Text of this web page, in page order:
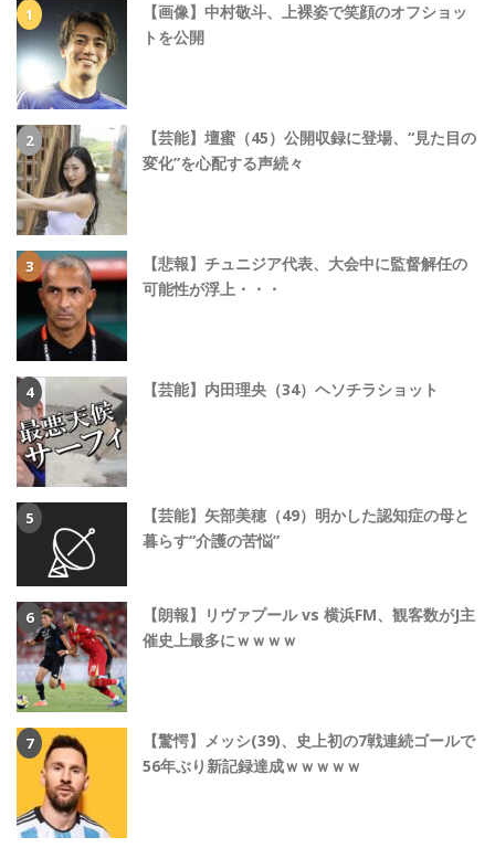
【画像】中村敬斗、上裸姿で笑顔のオフショッ
トを公開
【芸能】壇蜜（45）公開収録に登場、“見た目の
変化”を心配する声続々
【悲報】チュニジア代表、大会中に監督解任の
可能性が浮上・・・
【芸能】内田理央（34）ヘソチラショット
【芸能】矢部美穂（49）明かした認知症の母と
暮らす“介護の苦悩”
【朗報】リヴァプール vs 横浜FM、観客数がJ主
催史上最多にｗｗｗｗ
【驚愕】メッシ(39)、史上初の7戦連続ゴールで
56年ぶり新記録達成ｗｗｗｗｗ